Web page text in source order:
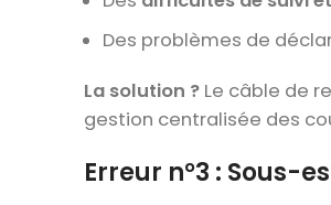
Des problèmes de
La solution ? Le câble de
gestion centralisée des
Erreur n°3 : Sous-